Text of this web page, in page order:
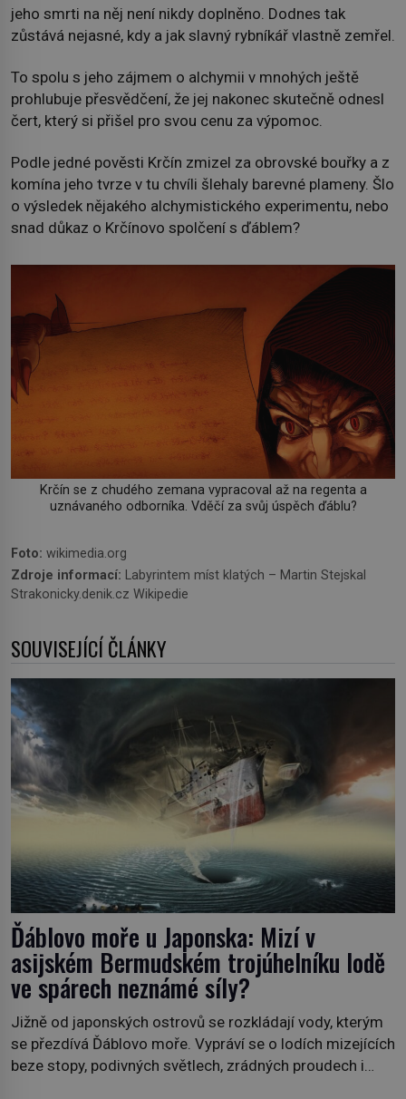
jeho smrti na něj není nikdy doplněno. Dodnes tak
zůstává nejasné, kdy a jak slavný rybníkář vlastně zemřel.
To spolu s jeho zájmem o alchymii v mnohých ještě
prohlubuje přesvědčení, že jej nakonec skutečně odnesl
čert, který si přišel pro svou cenu za výpomoc.
Podle jedné pověsti Krčín zmizel za obrovské bouřky a z
komína jeho tvrze v tu chvíli šlehaly barevné plameny. Šlo
o výsledek nějakého alchymistického experimentu, nebo
snad důkaz o Krčínovo spolčení s ďáblem?
Krčín se z chudého zemana vypracoval až na regenta a
uznávaného odborníka. Vděčí za svůj úspěch ďáblu?
Foto: wikimedia.org
Zdroje informací: Labyrintem míst klatých – Martin Stejskal
Strakonicky.denik.cz Wikipedie
SOUVISEJÍCÍ ČLÁNKY
Ďáblovo moře u Japonska: Mizí v
asijském Bermudském trojúhelníku lodě
ve spárech neznámé síly?
Jižně od japonských ostrovů se rozkládají vody, kterým
se přezdívá Ďáblovo moře. Vypráví se o lodích mizejících
beze stopy, podivných světlech, zrádných proudech i